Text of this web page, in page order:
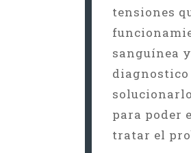
tensiones
sanguínea
diagnostico
para poder
tratar el